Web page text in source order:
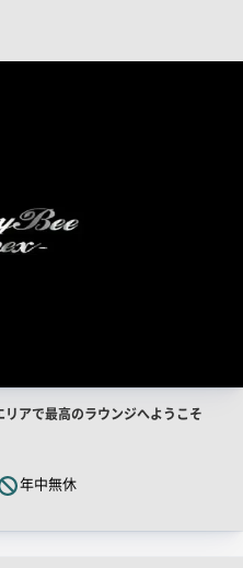
アで最高のラウンジへようこそ
年中無休